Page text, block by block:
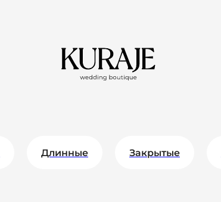
Длинные Закрытые